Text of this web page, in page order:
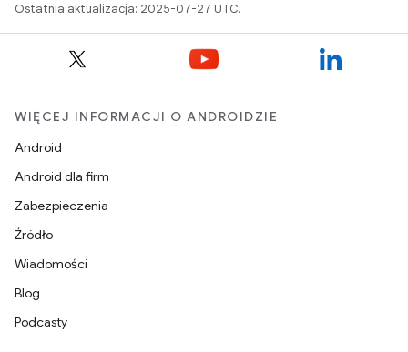
Ostatnia aktualizacja: 2025-07-27 UTC.
WIĘCEJ INFORMACJI O ANDROIDZIE
Android
Android dla firm
Zabezpieczenia
Źródło
Wiadomości
Blog
Podcasty